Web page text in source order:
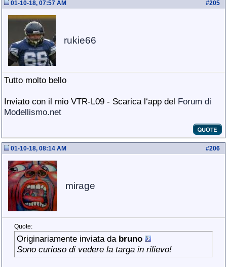
#205
01-10-18, 07:57 AM
rukie66
Tutto molto bello
Inviato con il mio VTR-L09 - Scarica l‘app del Forum di
Modellismo.net
#206
01-10-18, 08:14 AM
mirage
Quote:
Originariamente inviata da bruno
Sono curioso di vedere la targa in rilievo!